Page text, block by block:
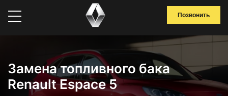
Позвонить
Замена топливного бака
Renault Espace 5